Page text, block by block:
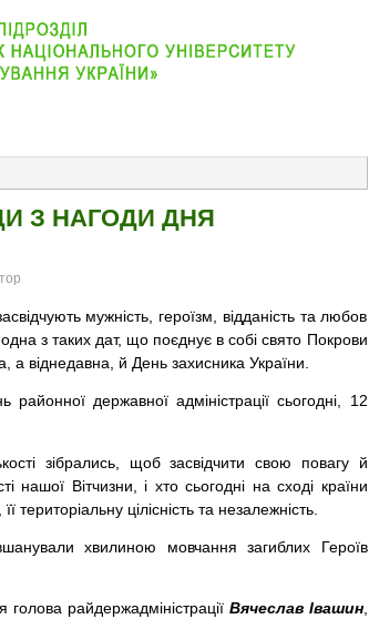
З НАГОДИ ДНЯ
мужність, героїзм, відданість та любов
з таких дат, що поєднує в собі свято Покрови
а віднедавна, й День захисника України.
державної адміністрації сьогодні, 12
зібрались, щоб засвідчити свою повагу й
нашої Вітчизни, і хто сьогодні на сході країни
територіальну цілісність та незалежність.
хвилиною мовчання загиблих Героїв
райдержадміністраціїВячеслав Івашин,